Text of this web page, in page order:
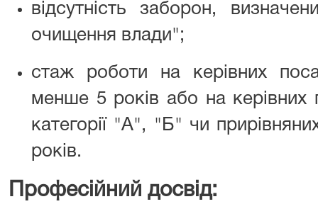
відсутність заборон,
очищення влади";
стаж роботи на керівних
менше 5 років або на керівних
категорії "А", "Б" чи
років.
Професійний досвід: